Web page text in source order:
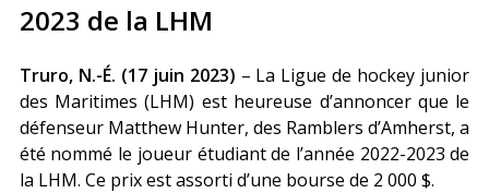
2023 de la LHM
Truro, N.-É. (17 juin 2023) – La Ligue de hockey junior
des Maritimes (LHM) est heureuse d’annoncer que le
défenseur Matthew Hunter, des Ramblers d’Amherst, a
été nommé le joueur étudiant de l’année 2022-2023 de
la LHM. Ce prix est assorti d’une bourse de 2 000 $.